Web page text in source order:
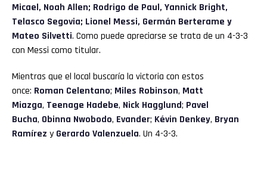
Micael, Noah Allen; Rodrigo de Paul, Yannick Bright,
Telasco Segovia; Lionel Messi, Germán Berterame y
Mateo Silvetti. Como puede apreciarse se trata de un 4-3-3
con Messi como titular.
Mientras que el local buscaría la victoria con estos
once: Roman Celentano; Miles Robinson, Matt
Miazga, Teenage Hadebe, Nick Hagglund; Pavel
Bucha, Obinna Nwobodo, Evander; Kévin Denkey, Bryan
Ramírez y Gerardo Valenzuela. Un 4-3-3.